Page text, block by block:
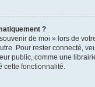
?
de moi » lors de
Pour rester connecté,
public, comme une
cette fonctionnalité.